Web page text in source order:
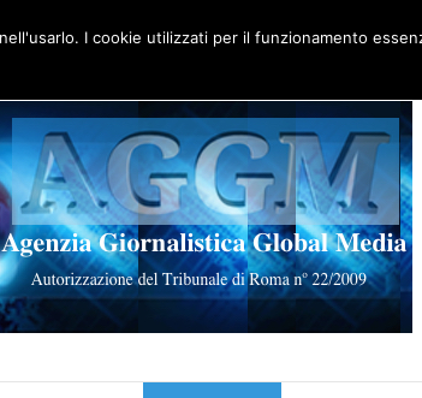
Artigo aleatório
I cookie utilizzati per il funzionamento